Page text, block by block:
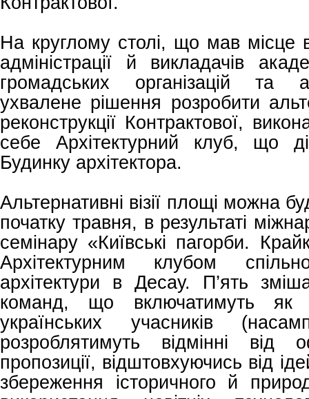
На круглому столі, що мав місце
адміністрації й викладачів
громадських організацій та
ухвалене рішення розробити
реконструкції Контрактової,
себе Архітектурний клуб, що
Будинку архітектора.
Альтернативні візії площі можна
початку травня, в результаті
семінару «Київські пагорби.
Архітектурним клубом
архітектури в Десау. П’ять
команд, що включатимуть як
українських учасників
розроблятимуть відмінні від
пропозиції, відштовхуючись від
збереження історичного й